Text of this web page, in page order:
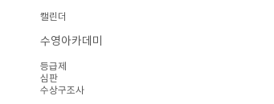
캘린더
수영아카데미
등급제
심판
수상구조사